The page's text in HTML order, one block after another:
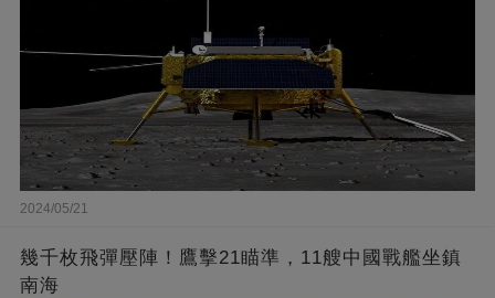
2024/05/21
幾千枚飛彈壓陣！鷹擊21瞄準，11艘中國戰艦坐鎮
南海